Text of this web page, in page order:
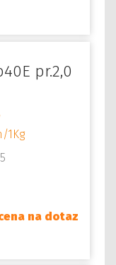
pr.2,0
na dotaz